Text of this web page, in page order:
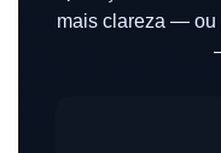
mais clareza — ou